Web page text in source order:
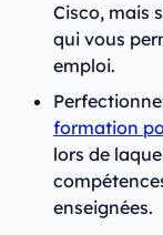
Cisco, mais
qui vous
emploi.
formation
lors de
enseignées.